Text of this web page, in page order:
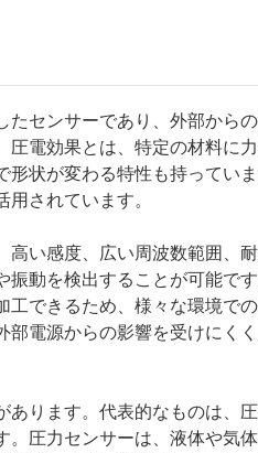
センサーであり、外部から
電効果とは、特定の材料に
状が変わる特性も持ってい
されています。
い感度、広い周波数範囲、
動を検出することが可能で
できるため、様々な環境で
電源からの影響を受けにく
ります。代表的なものは、
圧力センサーは、液体や気